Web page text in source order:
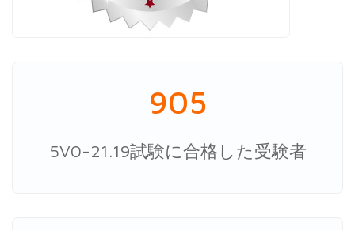
905
5V0-21.19試験に合格した受験者